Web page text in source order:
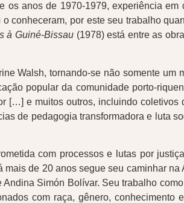
os anos de 1970-1979, experiência em
conheceram, por este seu trabalho
à Guiné-Bissau (1978) está entre as
Walsh, tornando-se não somente um
popular da comunidade porto-
[…] e muitos outros, incluindo coletivos
de pedagogia transformadora e luta
com processos e lutas por
de 20 anos segue seu caminhar na
Simón Bolívar. Seu trabalho
com raça, gênero, conhecimento